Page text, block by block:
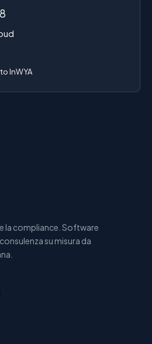
InWYA
la compliance. Software
su misura da